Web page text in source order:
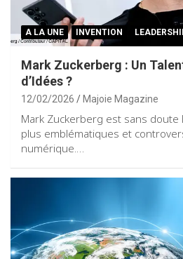
A LA UNE INVENTION
Mark Zuckerberg : Un
d’Idées ?
12/02/2026 Majoie Magazine
Mark Zuckerberg est sans doute
plus emblématiques et
numérique.…